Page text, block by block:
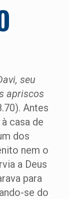
seu
apriscos
Antes
casa de
dos
nem o
a Deus
para
se do